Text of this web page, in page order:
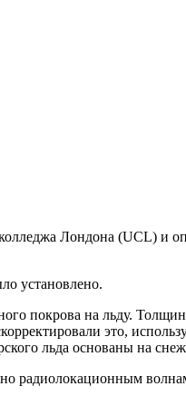
Лондона (UCL) и
установлено.
покрова на льду.
это,
льда основаны на
радиолокационным